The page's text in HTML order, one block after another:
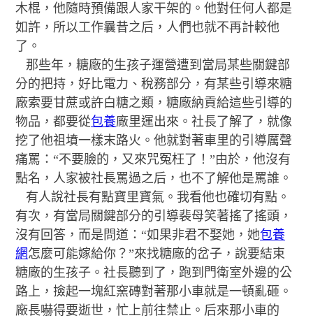
木棍，他隨時預備跟人家干架的。他對任何人都是
如許，所以工作曩昔之后，人們也就不再計較他
了。
那些年，糖廠的生孩子運營遭到當局某些關鍵部
分的把持，好比電力、稅務部分，有某些引導來糖
廠索要甘蔗或許白糖之類，糖廠納貢給這些引導的
物品，都要從包養廠里運出來。社長了解了，就像
挖了他祖墳一樣末路火。他就對著車里的引導厲聲
痛罵：“不要臉的，又來咒冤枉了！”由於，他沒有
點名，人家被社長罵過之后，也不了解他是罵誰。
有人說社長有點寶里寶氣。我看他也確切有點。
有次，有當局關鍵部分的引導裴母笑著搖了搖頭，
沒有回答，而是問道：“如果非君不娶她，她包養
網怎麼可能嫁給你？”來找糖廠的岔子，說要結束
糖廠的生孩子。社長聽到了，跑到門衛室外邊的公
路上，撿起一塊紅窯磚對著那小車就是一頓亂砸。
廠長嚇得要逝世，忙上前往禁止。后來那小車的